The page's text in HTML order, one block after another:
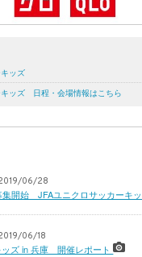
ッズ
ッズ 日程・会場情報はこちら
06/28
集開始 JFAユニクロサッカーキ
06/18
ッズ in 兵庫 開催レポート